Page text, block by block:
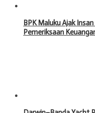
BPK Maluku Ajak
Pemeriksaan